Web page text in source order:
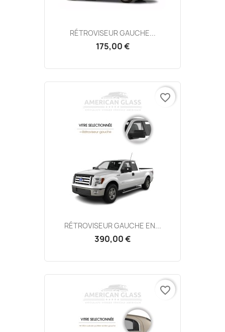
RÉTROVISEUR GAUCHE...
175,00 €
RÉTROVISEUR GAUCHE EN...
390,00 €
favorite_border
favorite_border